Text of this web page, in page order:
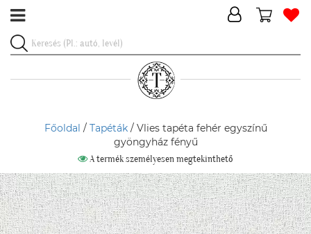
Főoldal / Tapéták/ Vlies tapéta fehér egyszínű
gyöngyház fényű
A termék személyesen megtekinthető